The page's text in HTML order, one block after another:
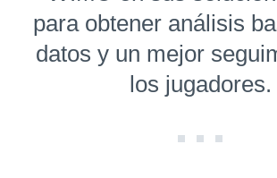
para obtener análisis
datos y un mejor
los jugadores.